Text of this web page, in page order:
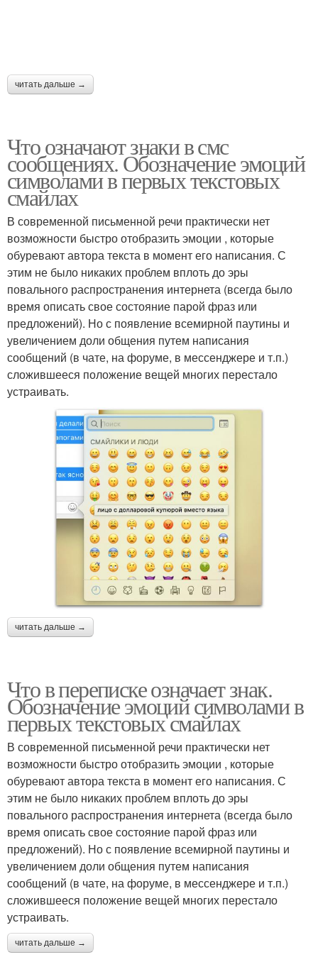
читать дальше →
Что означают знаки в смс
сообщениях. Обозначение эмоций
символами в первых текстовых
смайлах
В современной письменной речи практически нет
возможности быстро отобразить эмоции , которые
обуревают автора текста в момент его написания. С
этим не было никаких проблем вплоть до эры
повального распространения интернета (всегда было
время описать свое состояние парой фраз или
предложений). Но с появление всемирной паутины и
увеличением доли общения путем написания
сообщений (в чате, на форуме, в мессенджере и т.п.)
сложившееся положение вещей многих перестало
устраивать.
читать дальше →
Что в переписке означает знак.
Обозначение эмоций символами в
первых текстовых смайлах
В современной письменной речи практически нет
возможности быстро отобразить эмоции , которые
обуревают автора текста в момент его написания. С
этим не было никаких проблем вплоть до эры
повального распространения интернета (всегда было
время описать свое состояние парой фраз или
предложений). Но с появление всемирной паутины и
увеличением доли общения путем написания
сообщений (в чате, на форуме, в мессенджере и т.п.)
сложившееся положение вещей многих перестало
устраивать.
читать дальше →